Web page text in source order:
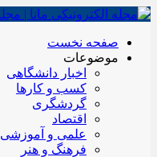
صفحه نخست
موضوعات
اخبار دانشگاهی
کسب و کارها
گردشگری
اقتصاد
علمی و آموزشی
فرهنگ و هنر